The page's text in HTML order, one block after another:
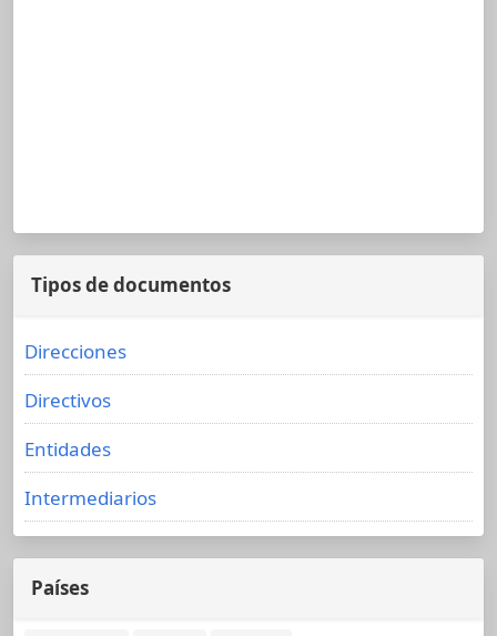
Tipos de documentos
Direcciones
Directivos
Entidades
Intermediarios
Países